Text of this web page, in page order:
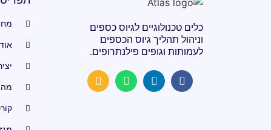
כלים טכנולוגיים לגיוס כספים
וניהול תהליך גיוס הכספים
לעמותות וגופים פילנתרופים.